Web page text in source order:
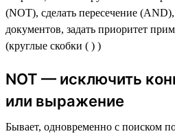
(NOT), сделать пересечение
документов, задать приоритет
(круглые скобки ( ) )
NOT — исключить
или выражение
Бывает, одновременно с поиском